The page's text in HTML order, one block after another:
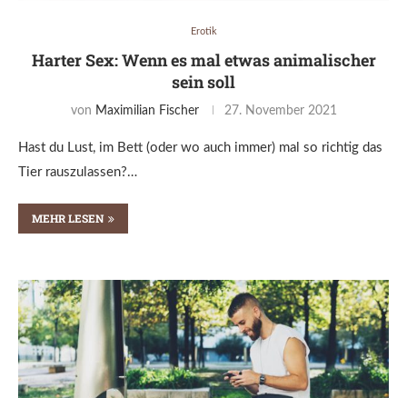
Erotik
Harter Sex: Wenn es mal etwas animalischer
sein soll
von Maximilian Fischer 27. November 2021
Hast du Lust, im Bett (oder wo auch immer) mal so richtig das
Tier rauszulassen?…
MEHR LESEN